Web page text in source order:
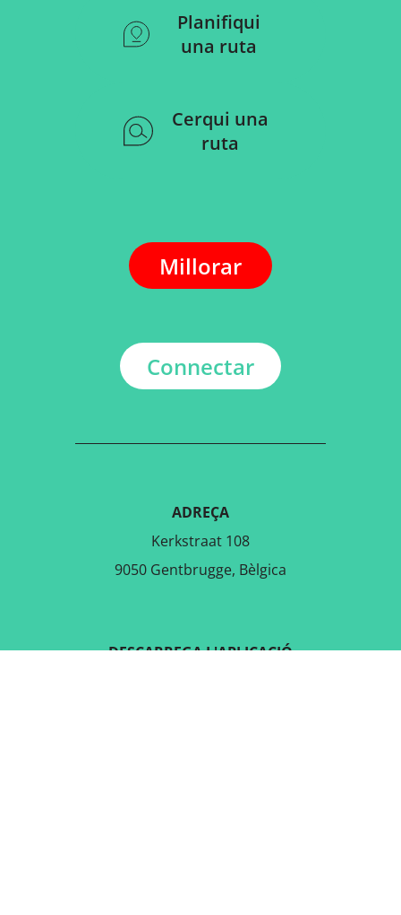
Planifiqui
una ruta
Cerqui una
ruta
Millorar
Connectar
ADREÇA
Kerkstraat 108
9050 Gentbrugge, Bèlgica
DESCARREGA L'APLICACIÓ